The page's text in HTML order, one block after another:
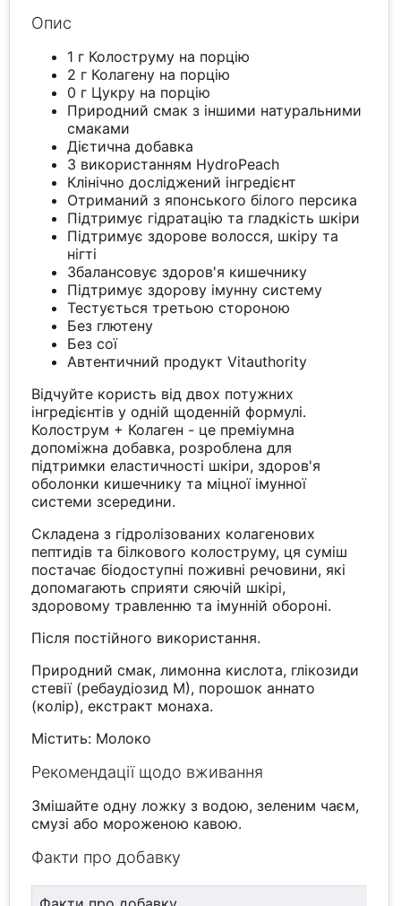
Опис
1 г Колоструму на порцію
2 г Колагену на порцію
0 г Цукру на порцію
Природний смак з іншими натуральними
смаками
Дієтична добавка
З використанням HydroPeach
Клінічно досліджений інгредієнт
Отриманий з японського білого персика
Підтримує гідратацію та гладкість шкіри
Підтримує здорове волосся, шкіру та
нігті
Збалансовує здоров'я кишечнику
Підтримує здорову імунну систему
Тестується третьою стороною
Без глютену
Без сої
Автентичний продукт Vitauthority
Відчуйте користь від двох потужних
інгредієнтів у одній щоденній формулі.
Колострум + Колаген - це преміумна
допоміжна добавка, розроблена для
підтримки еластичності шкіри, здоров'я
оболонки кишечнику та міцної імунної
системи зсередини.
Складена з гідролізованих колагенових
пептидів та білкового колоструму, ця суміш
постачає біодоступні поживні речовини, які
допомагають сприяти сяючій шкірі,
здоровому травленню та імунній обороні.
Після постійного використання.
Природний смак, лимонна кислота, глікозиди
стевії (ребаудіозид М), порошок аннато
(колір), екстракт монаха.
Містить: Молоко
Рекомендації щодо вживання
Змішайте одну ложку з водою, зеленим чаєм,
смузі або мороженою кавою.
Факти про добавку